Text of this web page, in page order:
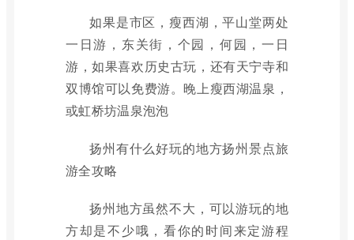
如果是市区，瘦西湖，平山堂两处
一日游，东关街，个园，何园，一日
游，如果喜欢历史古玩，还有天宁寺和
双博馆可以免费游。晚上瘦西湖温泉，
或虹桥坊温泉泡泡
扬州有什么好玩的地方扬州景点旅
游全攻略
扬州地方虽然不大，可以游玩的地
方却是不少哦，看你的时间来定游程